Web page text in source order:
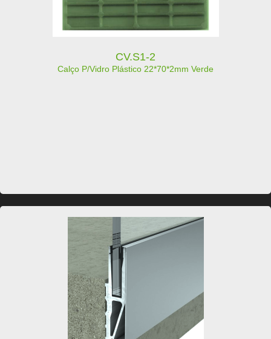
CV.S1-2
Calço P/Vidro Plástico 22*70*2mm Verde